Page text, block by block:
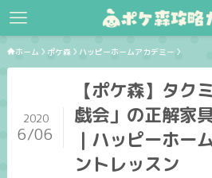
ホーム ポケ森 ハッピーホームアカデミー
【ポケ森】タク
戯会」の正解家
｜ハッピーホー
ントレッスン
2020
6/06